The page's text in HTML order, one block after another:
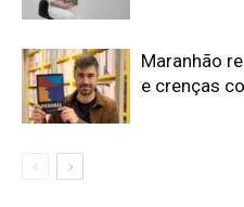
Maranhão
e crenças